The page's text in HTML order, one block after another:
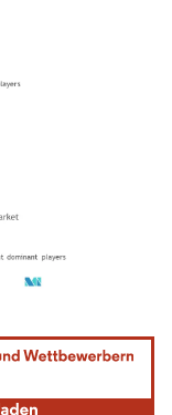
Namensnennung gemäß